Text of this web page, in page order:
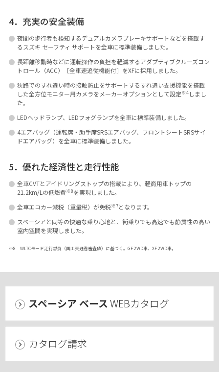
4．充実の安全装備
夜間の歩行者も検知するデュアルカメラブレーキサポートなどを搭載す
るスズキ セーフティ サポートを全車に標準装備しました。
長距離移動時などに運転操作の負担を軽減するアダプティブクルーズコン
トロール（ACC）［全車速追従機能付］をXFに採用しました。
狭路でのすれ違い時の接触防止をサポートするすれ違い支援機能を搭載
した全方位モニター用カメラをメーカーオプションとして設定※4しまし
た。
LEDヘッドランプ、LEDフォグランプを全車に標準装備しました。
4エアバッグ（運転席・助手席SRSエアバッグ、フロントシートSRSサイ
ドエアバッグ）を全車に標準装備しました。
5．優れた経済性と走行性能
全車CVTとアイドリングストップの搭載により、軽商用車トップの
21.2km/Lの低燃費※8を実現しました。
全車エコカー減税（重量税）が免税※7となります。
スペーシアと同等の快適な乗り心地と、街乗りでも高速でも静粛性の高い
室内空間を実現しました。
※8 WLTCモード走行燃費（国土交通省審査値）に基づく。GF 2WD車、XF 2WD車。
スペーシア ベースWEBカタログ
カタログ請求